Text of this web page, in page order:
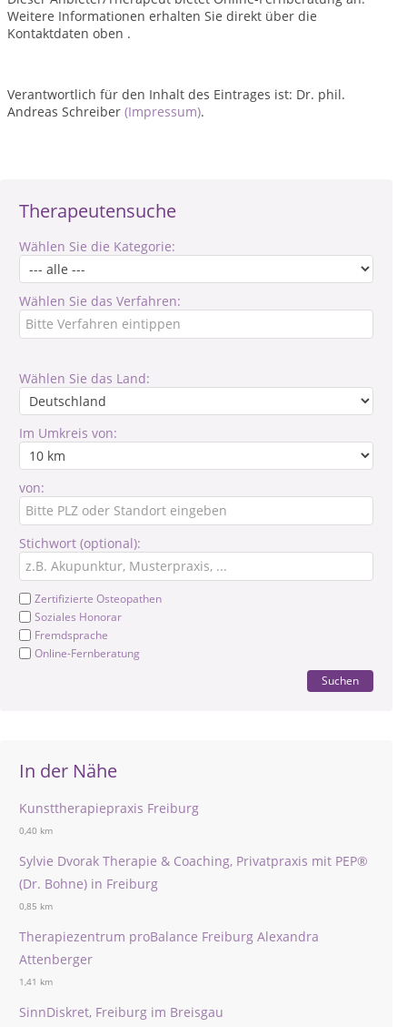
Therapeutensuche
Wählen Sie die Kategorie:
Wählen Sie das Verfahren:
Wählen Sie das Land:
Im Umkreis von:
von:
Stichwort (optional):
Zertifizierte Osteopathen
Soziales Honorar
Fremdsprache
Online-Fernberatung
Suchen
In der Nähe
Kunsttherapiepraxis Freiburg
0,40 km
Sylvie Dvorak Therapie & Coaching, Privatpraxis mit PEP®
(Dr. Bohne) in Freiburg
0,85 km
Therapiezentrum proBalance Freiburg Alexandra
Attenberger
1,41 km
SinnDiskret, Freiburg im Breisgau
Weitere Informationen erhalten Sie direkt über die
Kontaktdaten oben .
Verantwortlich für den Inhalt des Eintrages ist: Dr. phil.
Andreas Schreiber (Impressum).